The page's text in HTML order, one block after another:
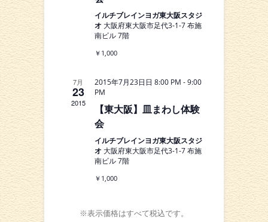
シ
ョ
示
イルチブレインヨガ東大阪スタジ
オ 大阪府東大阪市足代3-1-7 布施
南ビル 7階
￥1,000
7月
23
2015
2015年7月23日日 8:00 PM -9:00
PM
【東大阪】皿まわし体験
会
イルチブレインヨガ東大阪スタジ
オ 大阪府東大阪市足代3-1-7 布施
南ビル 7階
￥1,000
※表示価格はすべて税込です。